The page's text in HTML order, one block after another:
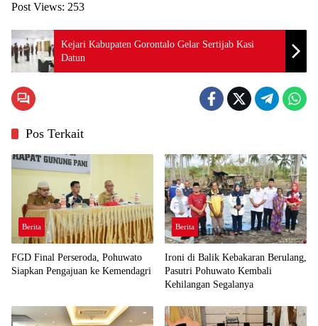
Post Views: 253
Kejari Kabupaten Gorontalo Gelar Sertijab Kasi
Datun
Pos Terkait
Berita
FGD Final Perseroda, Pohuwato
Siapkan Pengajuan ke Kemendagri
Berita
Ironi di Balik Kebakaran Berulang,
Pasutri Pohuwato Kembali
Kehilangan Segalanya